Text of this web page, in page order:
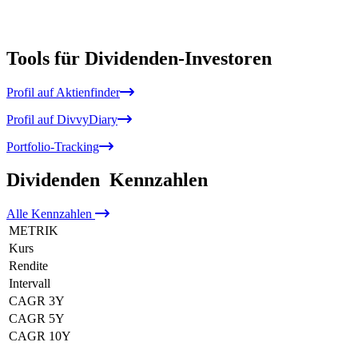
Tools für Dividenden-Investoren
Profil auf Aktienfinder
Profil auf DivvyDiary
Portfolio-Tracking
Dividenden Kennzahlen
Alle Kennzahlen
METRIK
Kurs
Rendite
Intervall
CAGR 3Y
CAGR 5Y
CAGR 10Y